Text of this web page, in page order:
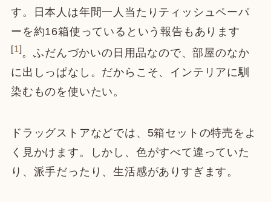
す。日本人は年間一人当たりティッシュペーパ
ーを約16箱使っているという報告もあります
[1]。ふだんづかいの日用品なので、部屋のなか
に出しっぱなし。だからこそ、インテリアに馴
染むものを使いたい。
ドラッグストアなどでは、5箱セットの特売をよ
く見かけます。しかし、色がすべて違っていた
り、派手だったり、生活感がありすぎます。